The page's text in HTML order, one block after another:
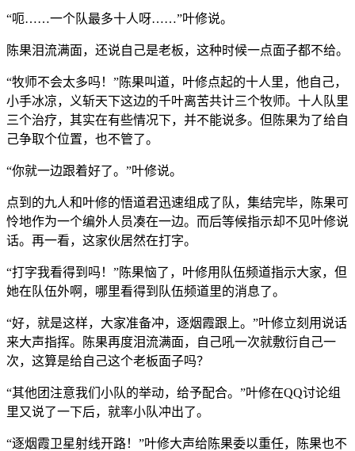
“呃……一个队最多十人呀……”叶修说。
陈果泪流满面，还说自己是老板，这种时候一点面子都不给。
“牧师不会太多吗！”陈果叫道，叶修点起的十人里，他自己，
小手冰凉，义斩天下这边的千叶离苦共计三个牧师。十人队里
三个治疗，其实在有些情况下，并不能说多。但陈果为了给自
己争取个位置，也不管了。
“你就一边跟着好了。”叶修说。
点到的九人和叶修的悟道君迅速组成了队，集结完毕，陈果可
怜地作为一个编外人员凑在一边。而后等候指示却不见叶修说
话。再一看，这家伙居然在打字。
“打字我看得到吗！”陈果恼了，叶修用队伍频道指示大家，但
她在队伍外啊，哪里看得到队伍频道里的消息了。
“好，就是这样，大家准备冲，逐烟霞跟上。”叶修立刻用说话
来大声指挥。陈果再度泪流满面，自己吼一次就敷衍自己一
次，这算是给自己这个老板面子吗？
“其他团注意我们小队的举动，给予配合。”叶修在QQ讨论组
里又说了一下后，就率小队冲出了。
“逐烟霞卫星射线开路！”叶修大声给陈果委以重任，陈果也不